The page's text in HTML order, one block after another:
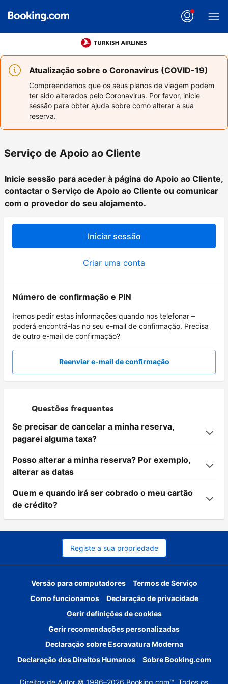
Atualização sobre o Coronavírus (COVID-19)
Compreendemos que os seus planos de viagem podem
ter sido alterados pelo Coronavirus. Por favor, inicie
sessão para obter ajuda sobre como alterar a sua
reserva.
Serviço de Apoio ao Cliente
Inicie sessão para aceder à página do Apoio ao Cliente,
contactar o Serviço de Apoio ao Cliente ou comunicar
com o provedor do seu alojamento.
Iniciar sessão
Criar uma conta
Número de confirmação e PIN
Iremos pedir estas informações quando nos telefonar –
poderá encontrá-las no seu e-mail de confirmação. Precisa
de outro e-mail de confirmação?
Reenviar e-mail de confirmação
Questões frequentes
Se precisar de cancelar a minha reserva,
pagarei alguma taxa?
Posso alterar a minha reserva? Por exemplo,
alterar as datas
Quem e quando irá ser cobrado o meu cartão
de crédito?
Registe a sua propriedade
Versão para computadores
Termos de Serviço
Como funcionamos
Declaração de privacidade
Gerir definições de cookies
Gerir recomendações personalizadas
Declaração sobre Escravatura Moderna
Declaração dos Direitos Humanos
Sobre Booking.com
Direitos de Autor © 1996–2026 Booking.com™. Todos os